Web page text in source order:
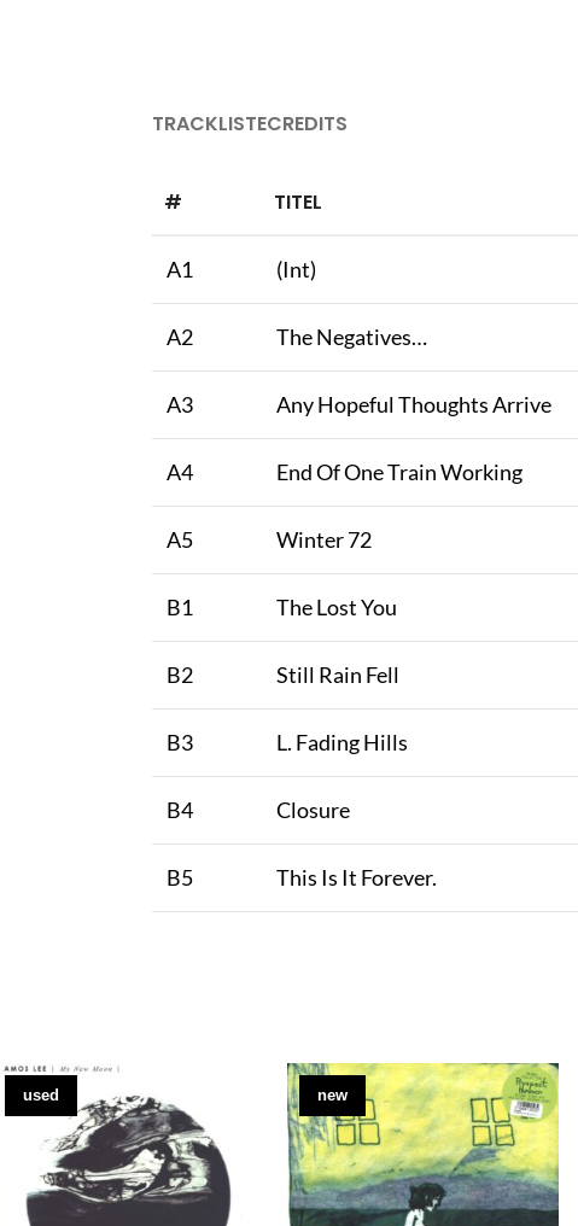
TRACKLISTECREDITS
# TITEL
A1 (Int)
A2 The Negatives…
A3 Any Hopeful Thoughts Arrive
A4 End Of One Train Working
A5 Winter 72
B1 The Lost You
B2 Still Rain Fell
B3 L. Fading Hills
B4 Closure
B5 This Is It Forever.
used new